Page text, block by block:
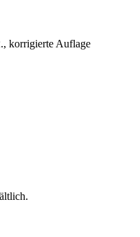
korrigierte Auflage